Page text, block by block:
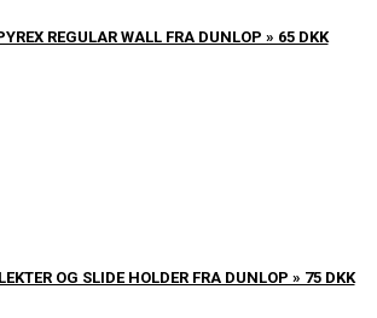
REGULAR WALL FRA DUNLOP » 65 DKK
OG SLIDE HOLDER FRA DUNLOP » 75 DKK